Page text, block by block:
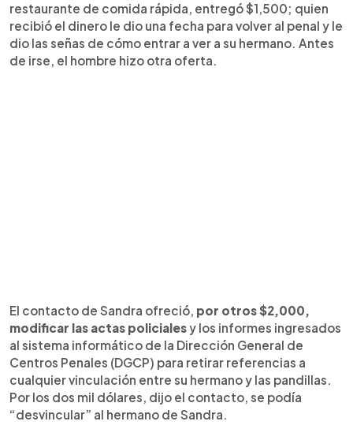
restaurante de comida rápida, entregó $1,500; quien
recibió el dinero le dio una fecha para volver al penal y le
dio las señas de cómo entrar a ver a su hermano. Antes
de irse, el hombre hizo otra oferta.
El contacto de Sandra ofreció, por otros $2,000,
modificar las actas policialesy los informes ingresados
al sistema informático de la Dirección General de
Centros Penales (DGCP) para retirar referencias a
cualquier vinculación entre su hermano y las pandillas.
Por los dos mil dólares, dijo el contacto, se podía
“desvincular” al hermano de Sandra.